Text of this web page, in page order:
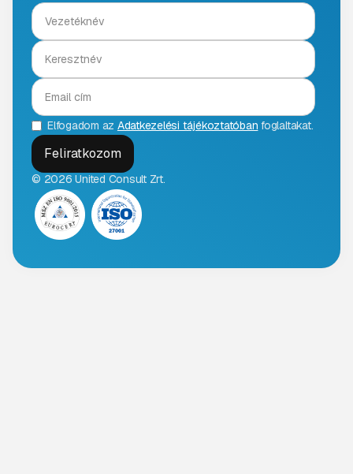
Elfogadom az Adatkezelési tájékoztatóban foglaltakat.
© 2026 United Consult Zrt.